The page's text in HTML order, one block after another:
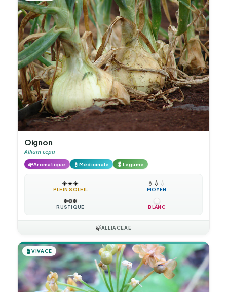
Oignon
Allium cepa
🌱Aromatique 💊 Médicinale 🥬 Légume
☀️☀️☀️
PLEIN SOLEIL
💧 💧 💧
MOYEN
❄️❄️❄️
RUSTIQUE BLANC
🍃ALLIACEAE
🪴VIVACE